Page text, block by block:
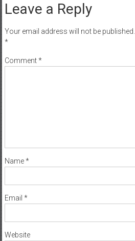
Leave a Reply
Your email address will not be published.
*
Comment*
Name*
Email *
Website